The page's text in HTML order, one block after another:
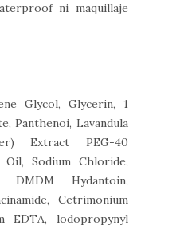
ni maquillaje
Glycol, Glycerin, 1
Panthenoi, Lavandula
Extract PEG-40
Sodium Chloride,
DMDM Hydantoin,
Cetrimonium
EDTA, lodopropynyl